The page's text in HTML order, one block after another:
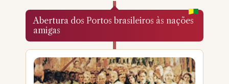
Abertura dos Portos brasileiros às nações
amigas